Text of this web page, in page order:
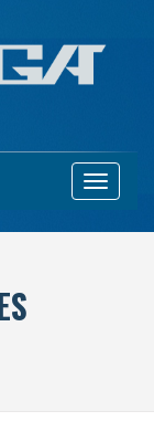
Toggle
navigation